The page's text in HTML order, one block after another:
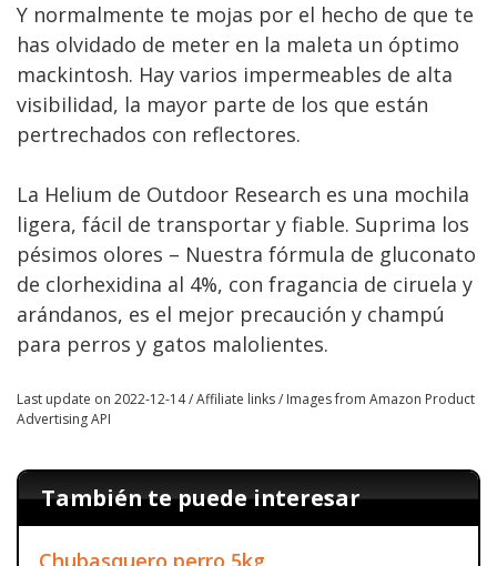
Y normalmente te mojas por el hecho de que te
has olvidado de meter en la maleta un óptimo
mackintosh. Hay varios impermeables de alta
visibilidad, la mayor parte de los que están
pertrechados con reflectores.
La Helium de Outdoor Research es una mochila
ligera, fácil de transportar y fiable. Suprima los
pésimos olores – Nuestra fórmula de gluconato
de clorhexidina al 4%, con fragancia de ciruela y
arándanos, es el mejor precaución y champú
para perros y gatos malolientes.
Last update on 2022-12-14 / Affiliate links / Images from Amazon Product
Advertising API
También te puede interesar
Chubasquero perro 5kg